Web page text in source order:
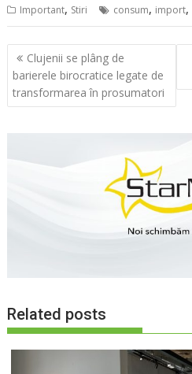
Important, Stiri consum, import,
Navigare
în
articole
Clujenii se plâng de
barierele birocratice legate de
transformarea în prosumatori
Related posts